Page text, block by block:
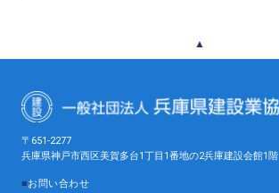
▲
〒651-2277
兵庫県神戸市西区美賀多台1丁目1番地の2兵庫建設会館1階
■お問い合わせ